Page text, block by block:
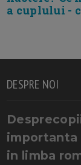
a cuplului -
DESPRE NOI
importanta
in limba